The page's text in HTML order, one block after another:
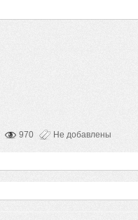
970 Не добавлены